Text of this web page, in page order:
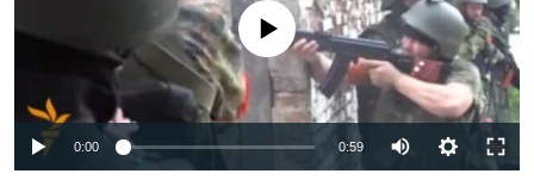
No media source currently available
0:00 0:59